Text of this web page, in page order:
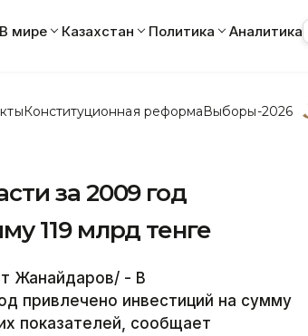
В мире Казахстан Политика Аналитика
Конституционная реформаВыборы-2026
за 2009 год
119 млрд тенге
Жанайдаров/ - В
привлечено инвестиций на сумму
показателей, сообщает